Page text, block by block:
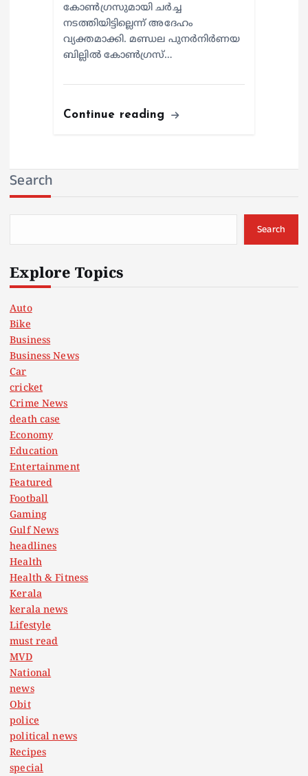
കോൺഗ്രസുമായി ചർച്ച
നടത്തിയിട്ടില്ലെന്ന് അദേഹം
വ്യക്തമാക്കി. മണ്ഡല പുനർനിർണയ
ബില്ലിൽ കോൺഗ്രസ്…
Continue reading
Search
Search
Explore Topics
Auto
Bike
Business
Business News
Car
cricket
Crime News
death case
Economy
Education
Entertainment
Featured
Football
Gaming
Gulf News
headlines
Health
Health & Fitness
Kerala
kerala news
Lifestyle
must read
MVD
National
news
Obit
police
political news
Recipes
special